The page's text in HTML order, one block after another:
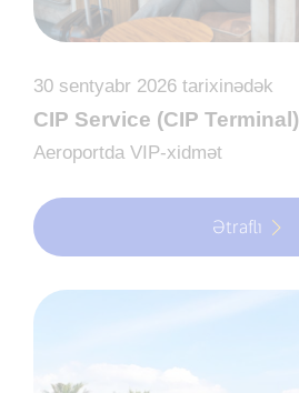
30 sentyabr 2026 tarixinədək
CIP Service (CIP Terminal)
Aeroportda VIP-xidmət
Ətraflı